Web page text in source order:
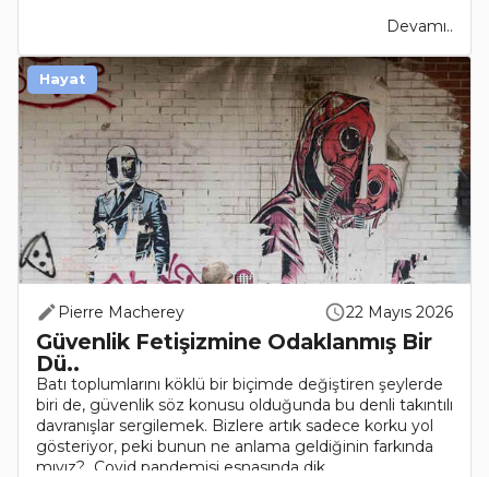
Devamı..
Pierre Macherey 22 Mayıs 2026
Güvenlik Fetişizmine Odaklanmış Bir
Dü..
Batı toplumlarını köklü bir biçimde değiştiren şeylerde
biri de, güvenlik söz konusu olduğunda bu denli takıntılı
davranışlar sergilemek. Bizlere artık sadece korku yol
gösteriyor, peki bunun ne anlama geldiğinin farkında
mıyız? Covid pandemisi esnasında dik..
Hayat